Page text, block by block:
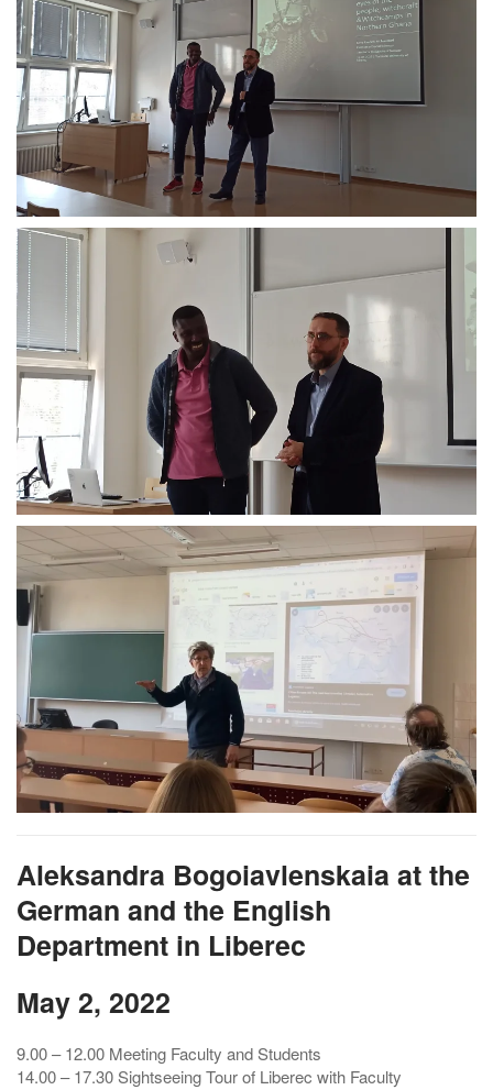
Aleksandra Bogoiavlenskaia at the
German and the English
Department in Liberec
May 2, 2022
9.00 – 12.00 Meeting Faculty and Students
14.00 – 17.30 Sightseeing Tour of Liberec with Faculty